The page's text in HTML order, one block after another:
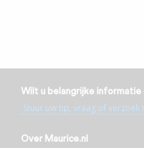
Wilt u belangrijke
Stuur uw tip, vraag of verzoek
Over Maurice.nl